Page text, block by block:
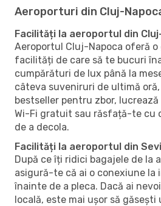
Aeroporturi din Cluj-
Facilități la aeroportul din
Aeroportul Cluj-Napoca oferă o
facilități de care să te bucuri
cumpărături de lux până la
câteva suveniruri de ultimă
bestseller pentru zbor,
Wi-Fi gratuit sau răsfață-te cu
de a decola.
Facilități la aeroportul din
După ce îți ridici bagajele de la
asigură-te că ai o conexiune
înainte de a pleca. Dacă ai
locală, este mai ușor să găsești